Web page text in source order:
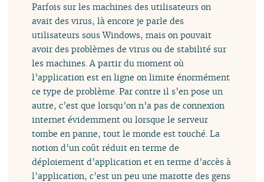
Parfois sur les machines des utilisateurs on
avait des virus, là encore je parle des
utilisateurs sous Windows, mais on pouvait
avoir des problèmes de virus ou de stabilité sur
les machines. A partir du moment où
l’application est en ligne on limite énormément
ce type de problème. Par contre il s’en pose un
autre, c’est que lorsqu’on n’a pas de connexion
internet évidemment ou lorsque le serveur
tombe en panne, tout le monde est touché. La
notion d’un coût réduit en terme de
déploiement d’application et en terme d’accès à
l’application, c’est un peu une marotte des gens